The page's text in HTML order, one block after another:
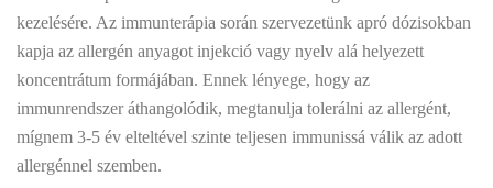
kezelésére. Az immunterápia során szervezetünk apró dózisokban
kapja az allergén anyagot injekció vagy nyelv alá helyezett
koncentrátum formájában. Ennek lényege, hogy az
immunrendszer áthangolódik, megtanulja tolerálni az allergént,
mígnem 3-5 év elteltével szinte teljesen immunissá válik az adott
allergénnel szemben.